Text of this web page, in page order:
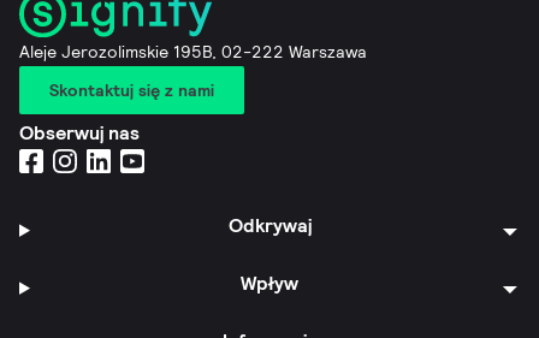
Aleje Jerozolimskie 195B, 02-222 Warszawa
Skontaktuj się z nami
Obserwuj nas
Odkrywaj
Wpływ